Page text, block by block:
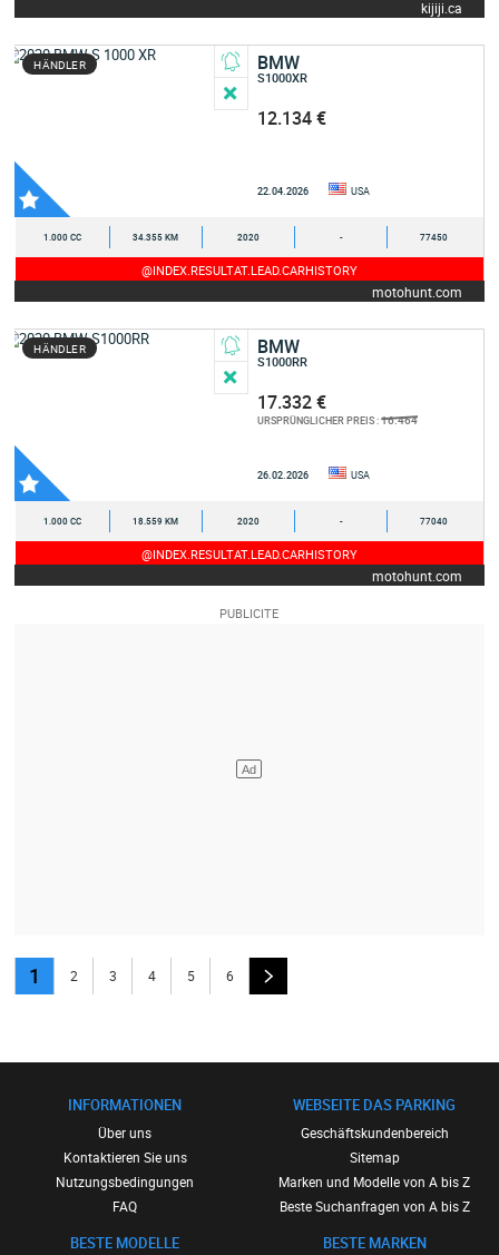
kijiji.ca
HÄNDLER BMW
S1000XR
12.134 €
22.04.2026 USA
1.000 CC 34.355 KM 2020 - 77450
@INDEX.RESULTAT.LEAD.CARHISTORY
motohunt.com
HÄNDLER BMW
S1000RR
17.332 €
URSPRÜNGLICHER PREIS :16.464
26.02.2026 USA
1.000 CC 18.559 KM 2020 - 77040
@INDEX.RESULTAT.LEAD.CARHISTORY
motohunt.com
1 2 3 4 5 6
INFORMATIONEN
Über uns
Kontaktieren Sie uns
Nutzungsbedingungen
FAQ
BESTE MODELLE
WEBSEITE DAS PARKING
Geschäftskundenbereich
Sitemap
Marken und Modelle von A bis Z
Beste Suchanfragen von A bis Z
BESTE MARKEN